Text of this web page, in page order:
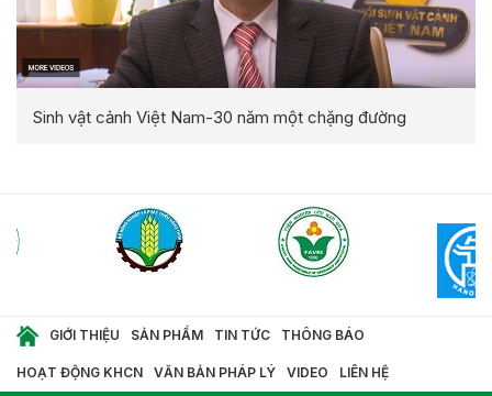
Sinh vật cảnh Việt Nam-30 năm một chặng đường
GIỚI THIỆU SẢN PHẨM TIN TỨC THÔNG BÁO
HOẠT ĐỘNG KHCN VĂN BẢN PHÁP LÝ VIDEO LIÊN HỆ